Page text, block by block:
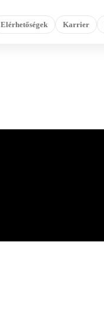
Elérhetőségek Karrier